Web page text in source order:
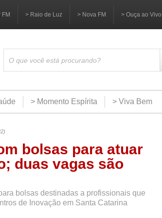
> Raio de Luz > Nova FM > Ouça ao Vivo
> Momento Espírita > Viva Bem
bolsas para atuar
duas vagas são
bolsas destinadas a profissionais que
de Inovação em Santa Catarina